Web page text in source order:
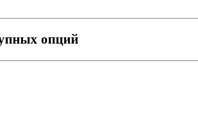
опций